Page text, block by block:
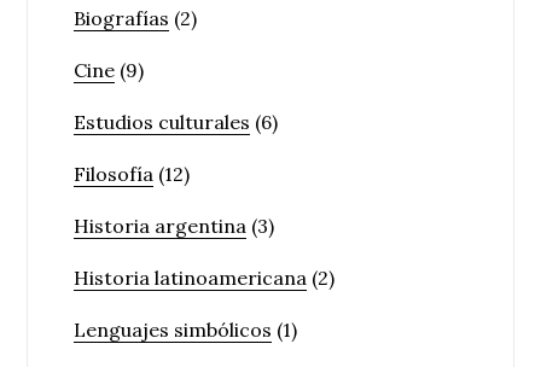
Biografías (2)
Cine (9)
Estudios culturales (6)
Filosofía (12)
Historia argentina (3)
Historia latinoamericana (2)
Lenguajes simbólicos (1)